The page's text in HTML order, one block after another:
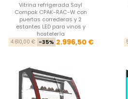
Vitrina refrigerada Sayl
Compak CPAK-RAC-W con
puertas correderas y 2
estantes LED para vinos y
hostelería
Precio
4.610,00 € -35% Precio
2.996,50 €